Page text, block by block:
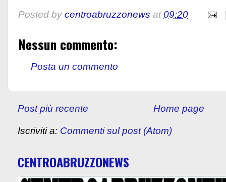
Posted by centroabruzzonews at09:20
Nessun commento:
Posta un commento
Post più recente Home page
Iscriviti a: Commenti sul post (Atom)
CENTROABRUZZONEWS